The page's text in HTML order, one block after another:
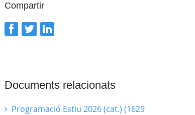
Compartir
Documents relacionats
Programació Estiu 2026 (cat.) (1629